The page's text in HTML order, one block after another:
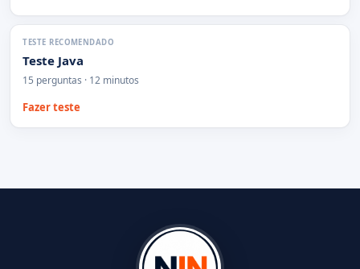
TESTE RECOMENDADO
Teste Java
15 perguntas · 12 minutos
Fazer teste